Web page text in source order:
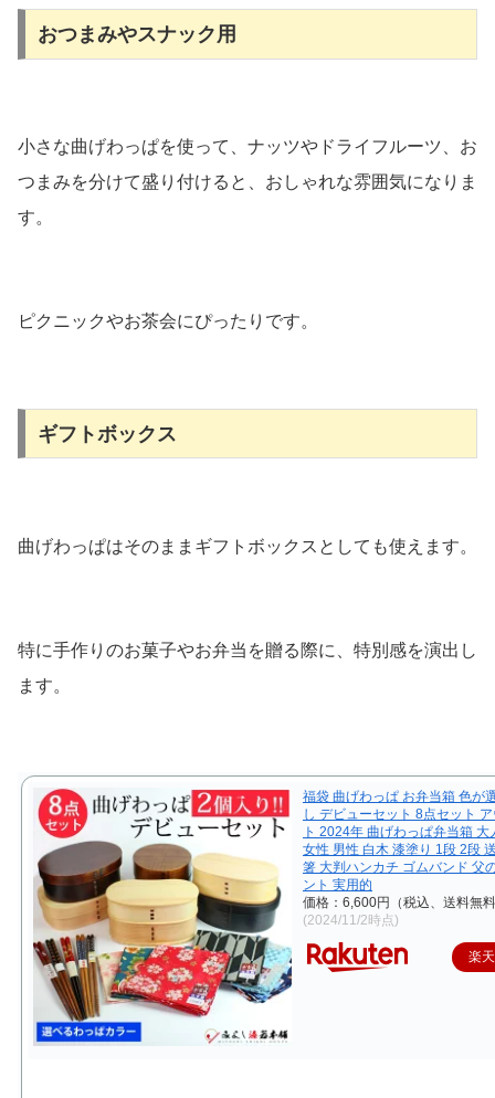
おつまみやスナック用
小さな曲げわっぱを使って、ナッツやドライフルーツ、お
つまみを分けて盛り付けると、おしゃれな雰囲気になりま
す。
ピクニックやお茶会にぴったりです。
ギフトボックス
曲げわっぱはそのままギフトボックスとしても使えます。
特に手作りのお菓子やお弁当を贈る際に、特別感を演出し
ます。
福袋 曲げわっぱ お弁当箱 色が
し デビューセット 8点セット
ト 2024年 曲げわっぱ弁当箱 大
女性 男性 白木 漆塗り 1段 2段
箸 大判ハンカチ ゴムバンド 父
ント 実用的
価格：6,600円（税込、送料無
(2024/11/2時点)
楽